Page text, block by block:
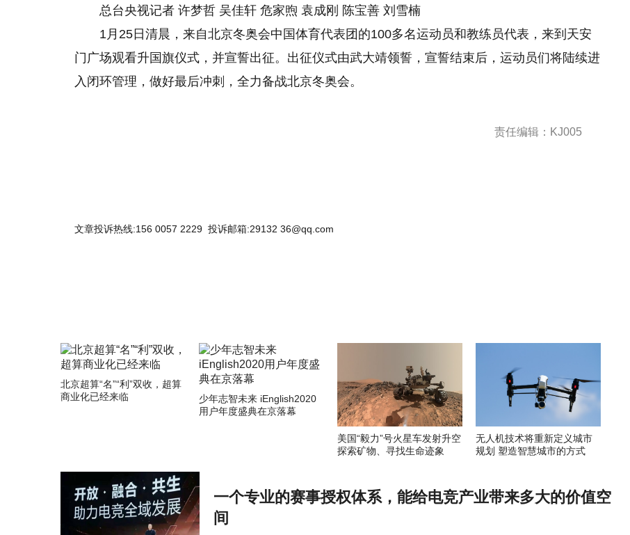
总台央视记者 许梦哲 吴佳轩 危家煦 袁成刚 陈宝善 刘雪楠
1月25日清晨，来自北京冬奥会中国体育代表团的100多名运动员和教练员代表，来到天安
门广场观看升国旗仪式，并宣誓出征。出征仪式由武大靖领誓，宣誓结束后，运动员们将陆续进
入闭环管理，做好最后冲刺，全力备战北京冬奥会。
责任编辑：KJ005
文章投诉热线:156 0057 2229 投诉邮箱:29132 36@qq.com
北京超算“名”“利”双收，超算
商业化已经来临
少年志智未来 iEnglish2020
用户年度盛典在京落幕
美国“毅力”号火星车发射升空
探索矿物、寻找生命迹象
无人机技术将重新定义城市
规划 塑造智慧城市的方式
一个专业的赛事授权体系，能给电竞产业带来多大的价值空
间